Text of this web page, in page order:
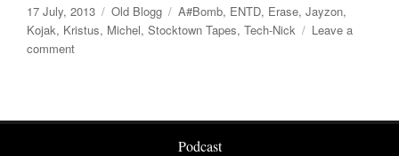
Posted
on
17 July, 2013 Categories
Old Blogg Tags
A#Bomb, ENTD, Erase, Jayzon,
Kojak, Kristus, Michel, Stocktown Tapes, Tech-Nick
Leave a
commenton
Tapes
Podcast